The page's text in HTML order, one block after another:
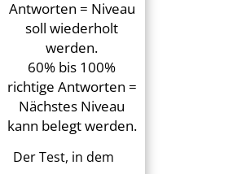
Antworten = Niveau
soll wiederholt
werden.
60% bis 100%
richtige Antworten =
Nächstes Niveau
kann belegt werden.
Der Test, in dem